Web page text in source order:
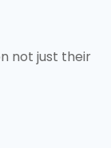
not just their